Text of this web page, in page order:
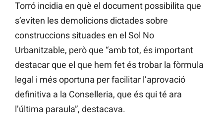
Torró incidia en què el document possibilita que
s’eviten les demolicions dictades sobre
construccions situades en el Sol No
Urbanitzable, però que “amb tot, és important
destacar que el que hem fet és trobar la fòrmula
legal i més oportuna per facilitar l’aprovació
definitiva a la Conselleria, que és qui té ara
l’última paraula”, destacava.